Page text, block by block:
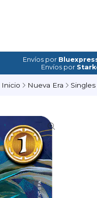
Envíos por
Envíos por
Inicio Nueva Era Singles